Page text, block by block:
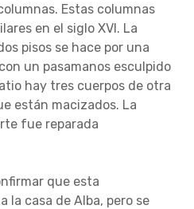
Estas columnas
en el siglo XVI. La
pisos se hace por una
un pasamanos esculpido
hay tres cuerpos de otra
están macizados. La
fue reparada
que esta
la casa de Alba, pero se